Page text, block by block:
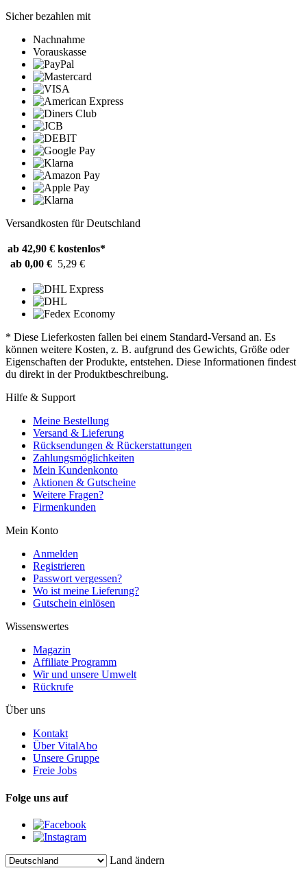
Sicher bezahlen mit
Nachnahme
Vorauskasse
Versandkosten für Deutschland
ab 42,90 € kostenlos*
ab 0,00 € 5,29 €
* Diese Lieferkosten fallen bei einem Standard-Versand an. Es
können weitere Kosten, z. B. aufgrund des Gewichts, Größe oder
Eigenschaften der Produkte, entstehen. Diese Informationen findest
du direkt in der Produktbeschreibung.
Hilfe & Support
Meine Bestellung
Versand & Lieferung
Rücksendungen & Rückerstattungen
Zahlungsmöglichkeiten
Mein Kundenkonto
Aktionen & Gutscheine
Weitere Fragen?
Firmenkunden
Mein Konto
Anmelden
Registrieren
Passwort vergessen?
Wo ist meine Lieferung?
Gutschein einlösen
Wissenswertes
Magazin
Affiliate Programm
Wir und unsere Umwelt
Rückrufe
Über uns
Kontakt
Über VitalAbo
Unsere Gruppe
Freie Jobs
Folge uns auf
Land ändern